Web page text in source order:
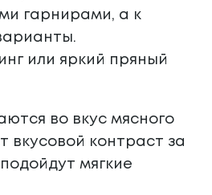
гарнирами, а к
или яркий пряный
во вкус мясного
контраст за
мягкие